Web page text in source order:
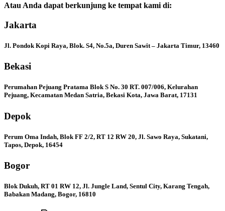
Atau Anda dapat berkunjung ke tempat kami di:
Jakarta
Jl. Pondok Kopi Raya, Blok. S4, No.5a, Duren Sawit – Jakarta Timur, 13460
Bekasi
Perumahan Pejuang Pratama Blok S No. 30 RT. 007/006, Kelurahan
Pejuang, Kecamatan Medan Satria, Bekasi Kota, Jawa Barat, 17131
Depok
Perum Oma Indah, Blok FF 2/2, RT 12 RW 20, Jl. Sawo Raya, Sukatani,
Tapos, Depok, 16454
Bogor
Blok Dukuh, RT 01 RW 12, Jl. Jungle Land, Sentul City, Karang Tengah,
Babakan Madang, Bogor, 16810